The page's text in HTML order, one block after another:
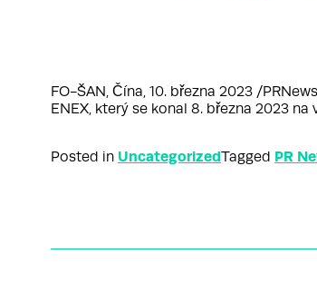
FO-ŠAN, Čína, 10. března 2023 /
ENEX, který se konal 8. března 2023
Posted in UncategorizedTagged PR